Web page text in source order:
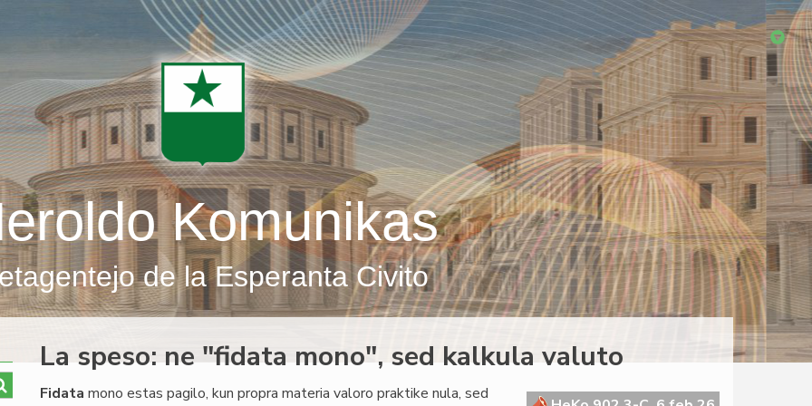
Komunikas
de la Esperanta Civito
La speso: ne "fidata mono", sed kalkula valuto
Fidata mono estas pagilo, kun propra materia valoro praktike nula, sed